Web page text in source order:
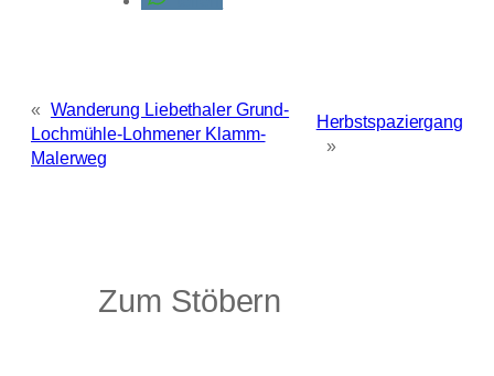
« Wanderung Liebethaler Grund-
Lochmühle-Lohmener Klamm-
Malerweg
Herbstspaziergang
»
Zum Stöbern